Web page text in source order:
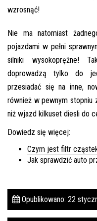
wzrosnąć!
Nie ma natomiast
pojazdami w pełni
silniki wysokoprężne!
doprowadzą tylko do
przesiadać się na inne,
również w pewnym stopniu
niż wjazd kilkuset diesli do
Dowiedz się więcej:
Czym jest filtr
Jak sprawdzić auto
Opublikowano: 22